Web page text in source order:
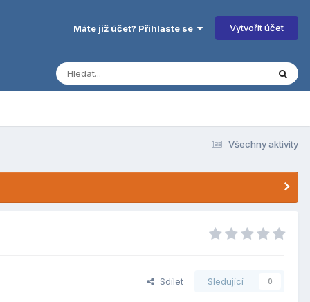
Máte již účet? Přihlaste se Vytvořit účet
Všechny aktivity
Sdílet Sledující 0